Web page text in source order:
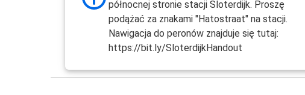
północnej stronie stacji Sloterdijk. Proszę
podążać za znakami "Hatostraat" na stacji.
Nawigacja do peronów znajduje się tutaj:
https://bit.ly/SloterdijkHandout